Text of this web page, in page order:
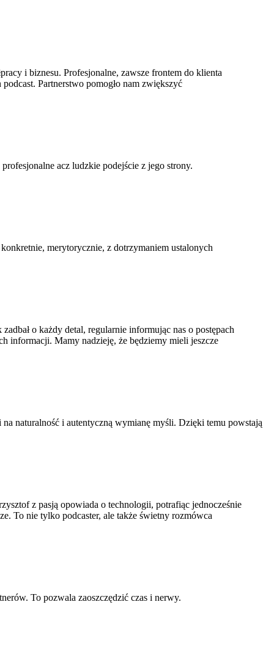
i biznesu. Profesjonalne, zawsze frontem do klienta
Partnerstwo pomogło nam zwiększyć
acz ludzkie podejście z jego strony.
merytorycznie, z dotrzymaniem ustalonych
o każdy detal, regularnie informując nas o postępach
informacji. Mamy nadzieję, że będziemy mieli jeszcze
naturalność i autentyczną wymianę myśli. Dzięki temu powstają
z pasją opowiada o technologii, potrafiąc jednocześnie
To nie tylko podcaster, ale także świetny rozmówca
To pozwala zaoszczędzić czas i nerwy.